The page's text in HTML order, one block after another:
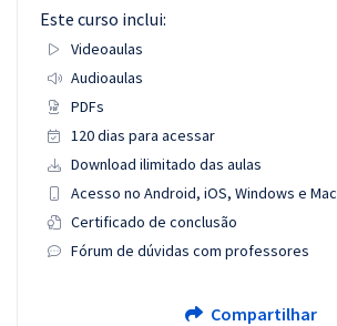
Este curso inclui:
Videoaulas
Audioaulas
PDFs
120 dias para acessar
Download ilimitado das aulas
Acesso no Android, iOS, Windows e Mac
Certificado de conclusão
Fórum de dúvidas com professores
Compartilhar